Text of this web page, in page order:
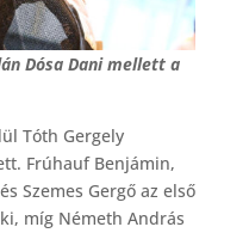
Dósa Dani mellett a
Tóth Gergely
Frúhauf Benjámin,
Szemes Gergő az első
míg Németh András